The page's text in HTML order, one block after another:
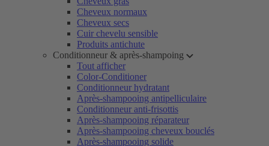
Cheveux normaux
Cheveux secs
Cuir chevelu sensible
Produits antichute
Conditionneur & après-shampoing
Tout afficher
Color-Conditioner
Conditionneur hydratant
Après-shampooing antipelliculaire
Conditionneur anti-frisottis
Après-shampooing réparateur
Après-shampooing cheveux bouclés
Après-shampooing solide